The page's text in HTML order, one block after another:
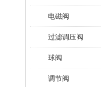
电磁阀
过滤调压阀
球阀
调节阀